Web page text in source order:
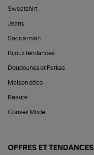
Sweatshirt
Jeans
Sacs à main
Bijoux tendances
Doudounes et Parkas
Maison déco
Beauté
Conseil Mode
OFFRES ET TENDANCES